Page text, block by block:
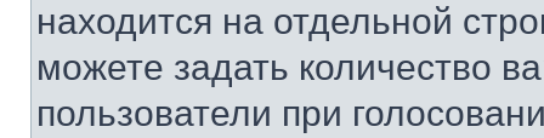
находится на отдельной
можете задать количество
пользователи при